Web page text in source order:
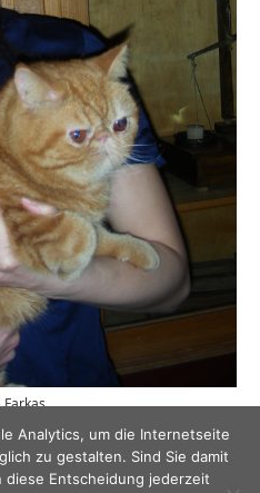
Farkas
Analytics, um die Internetseite
zu gestalten. Sind Sie damit
diese Entscheidung jederzeit